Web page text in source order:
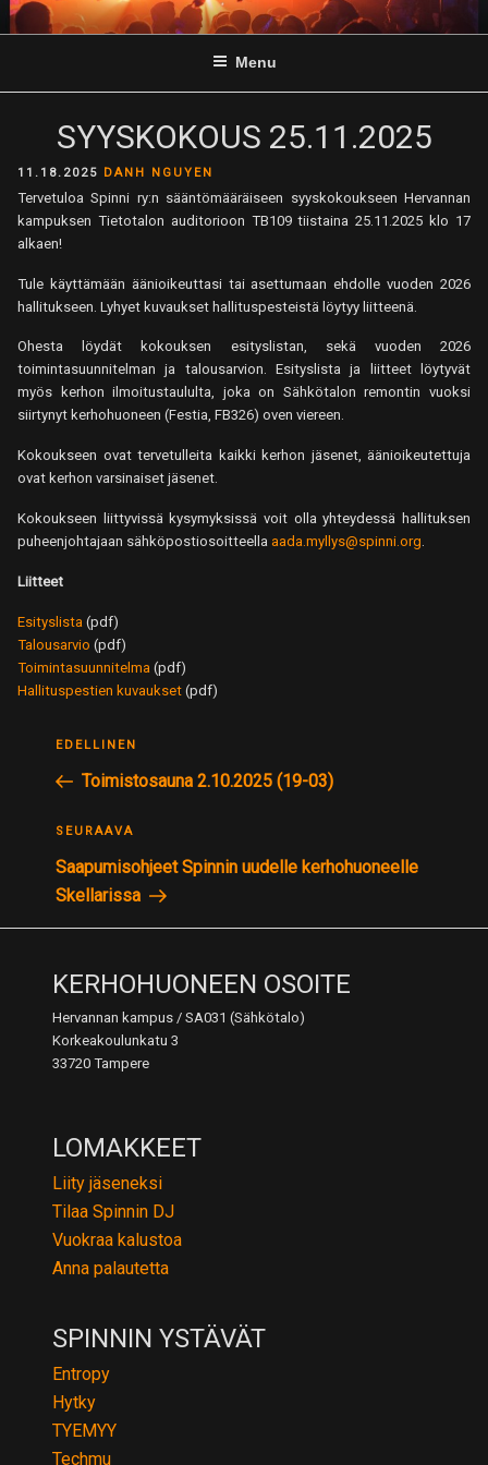
Skip
to
Menu
SYYSKOKOUS 25.11.2025
POSTED
ON
11.18.2025 DANH NGUYEN
Tervetuloa Spinni ry:n sääntömääräiseen syyskokoukseen Hervannan
kampuksen Tietotalon auditorioon TB109 tiistaina 25.11.2025 klo 17
alkaen!
Tule käyttämään äänioikeuttasi tai asettumaan ehdolle vuoden 2026
hallitukseen. Lyhyet kuvaukset hallituspesteistä löytyy liitteenä.
Ohesta löydät kokouksen esityslistan, sekä vuoden 2026
toimintasuunnitelman ja talousarvion. Esityslista ja liitteet löytyvät
myös kerhon ilmoitustaululta, joka on Sähkötalon remontin vuoksi
siirtynyt kerhohuoneen (Festia, FB326) oven viereen.
Kokoukseen ovat tervetulleita kaikki kerhon jäsenet, äänioikeutettuja
ovat kerhon varsinaiset jäsenet.
Kokoukseen liittyvissä kysymyksissä voit olla yhteydessä hallituksen
puheenjohtajaan sähköpostiosoitteella aada.myllys@spinni.org
Liitteet
Esityslista (pdf)
Talousarvio (pdf)
Toimintasuunnitelma (pdf)
Hallituspestien kuvaukset (pdf)
ARTIKKELIEN
SELAUS
Edellinen
postaus
EDELLINEN
Toimistosauna 2.10.2025 (19-03)
Seuraava
postaus
SEURAAVA
Saapumisohjeet Spinnin uudelle kerhohuoneelle
Skellarissa
KERHOHUONEEN OSOITE
Hervannan kampus / SA031 (Sähkötalo)
Korkeakoulunkatu 3
33720 Tampere
LOMAKKEET
Liity jäseneksi
Tilaa Spinnin DJ
Vuokraa kalustoa
Anna palautetta
SPINNIN YSTÄVÄT
Entropy
Hytky
TYEMYY
Techmu